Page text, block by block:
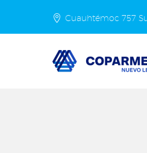
Cuauhtémoc 757